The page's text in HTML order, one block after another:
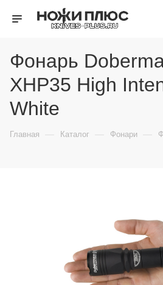
Фонарь
XHP35 High
White
Главная — Каталог — Фонари —